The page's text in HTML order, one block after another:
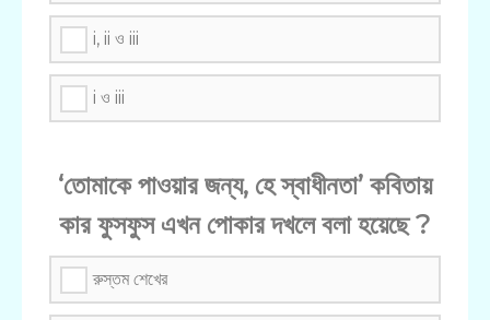
i, ii ও iii
i ও iii
‘তোমাকে পাওয়ার জন্য, হে স্বাধীনতা’ কবিতায়
কার ফুসফুস এখন পোকার দখলে বলা হয়েছে ?
রুস্তম শেখের